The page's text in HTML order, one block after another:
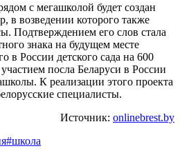
с мегашколой будет создан
в возведении которого также
Подтверждением его слов стала
знака на будущем месте
в России детского сада на 600
участием посла Беларуси в России
К реализации этого проекта
специалисты.
Источник: onlinebrest.by
#школа